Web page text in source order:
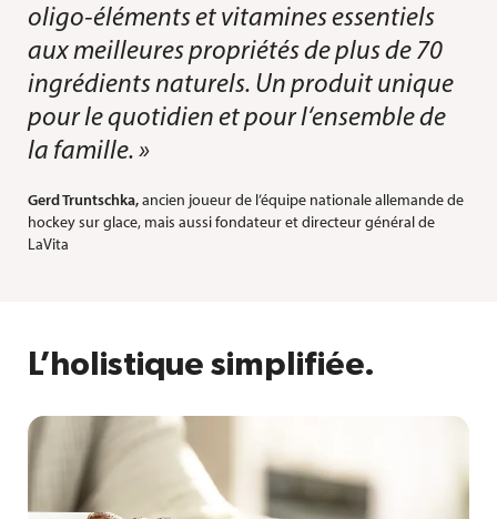
oligo-éléments et vitamines essentiels
aux meilleures propriétés de plus de 70
ingrédients naturels. Un produit unique
pour le quotidien et pour l‘ensemble de
la famille. »
Gerd Truntschka, ancien joueur de l’équipe nationale allemande de
hockey sur glace, mais aussi fondateur et directeur général de
LaVita
L’holistique simplifiée.